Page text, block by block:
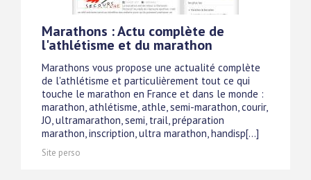
Marathons : Actu complète de
l'athlétisme et du marathon
Marathons vous propose une actualité complète
de l'athlétisme et particulièrement tout ce qui
touche le marathon en France et dans le monde :
marathon, athlétisme, athle, semi-marathon, courir,
JO, ultramarathon, semi, trail, préparation
marathon, inscription, ultra marathon, handisp[...]
Site perso